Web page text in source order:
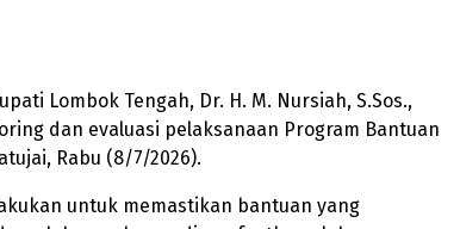
Lombok Tengah, Dr. H. M. Nursiah, S.Sos.,
dan evaluasi pelaksanaan Program Bantuan
Rabu (8/7/2026).
untuk memastikan bantuan yang